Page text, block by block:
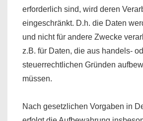
erforderlich sind, wird deren
eingeschränkt. D.h. die Daten
und nicht für andere Zwecke
z.B. für Daten, die aus handels-
steuerrechtlichen Gründen
müssen.
Nach gesetzlichen Vorgaben in